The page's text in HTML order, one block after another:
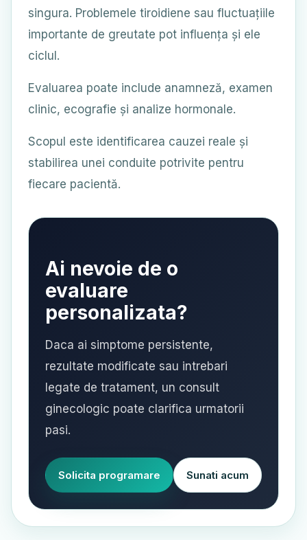
singura. Problemele tiroidiene sau fluctuațiile
importante de greutate pot influența și ele
ciclul.
Evaluarea poate include anamneză, examen
clinic, ecografie și analize hormonale.
Scopul este identificarea cauzei reale și
stabilirea unei conduite potrivite pentru
fiecare pacientă.
Ai nevoie de o
evaluare
personalizata?
Daca ai simptome persistente,
rezultate modificate sau intrebari
legate de tratament, un consult
ginecologic poate clarifica urmatorii
pasi.
Solicita programare Sunati acum